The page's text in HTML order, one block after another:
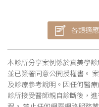
各類適
本診所分享案例係於真美學
並已簽署同意公開授權書。
及診療參考說明。因任何醫
診所接受醫師親自診斷後，